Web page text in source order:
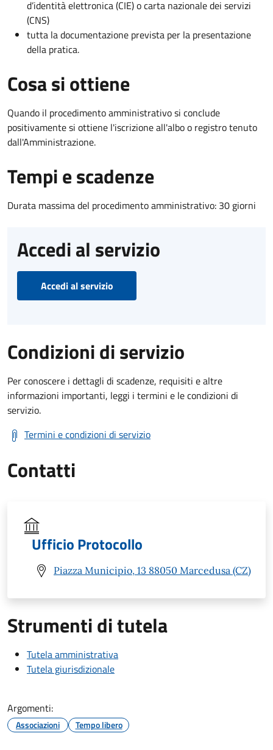
d’identità elettronica (CIE) o carta nazionale dei servizi
(CNS)
tutta la documentazione prevista per la presentazione
della pratica.
Cosa si ottiene
Quando il procedimento amministrativo si conclude
positivamente si ottiene l'iscrizione all'albo o registro tenuto
dall'Amministrazione.
Tempi e scadenze
Durata massima del procedimento amministrativo: 30 giorni
Accedi al servizio
Accedi al servizio
Condizioni di servizio
Per conoscere i dettagli di scadenze, requisiti e altre
informazioni importanti, leggi i termini e le condizioni di
servizio.
Termini e condizioni di servizio
Contatti
Ufficio Protocollo
Piazza Municipio, 13 88050 Marcedusa (CZ)
Strumenti di tutela
Tutela amministrativa
Tutela giurisdizionale
Argomenti:
Associazioni Tempo libero